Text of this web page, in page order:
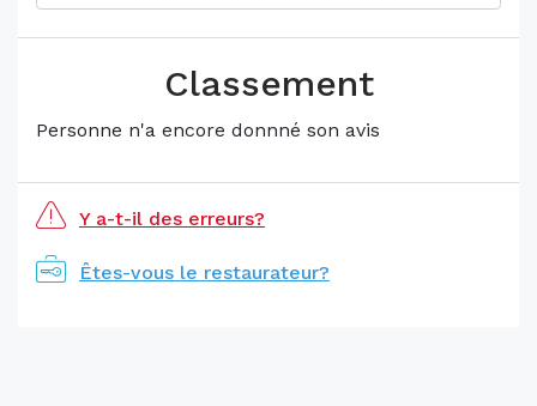
Classement
Personne n'a encore donnné son avis
Y a-t-il des erreurs?
Êtes-vous le restaurateur?